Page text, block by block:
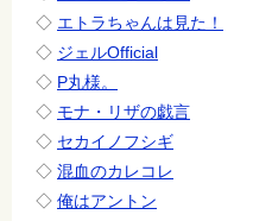
◇ エトラちゃんは見た！
◇ ジェルOfficial
◇ P丸様。
◇ モナ・リザの戯言
◇ セカイノフシギ
◇ 混血のカレコレ
◇ 俺はアントン